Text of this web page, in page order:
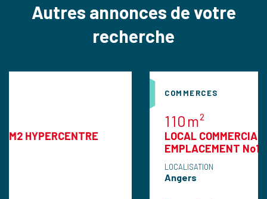
Autres annonces de votre
recherche
COMMERCES
LOCAL COMMERCIAL ANGERS
EMPLACEMENT No1